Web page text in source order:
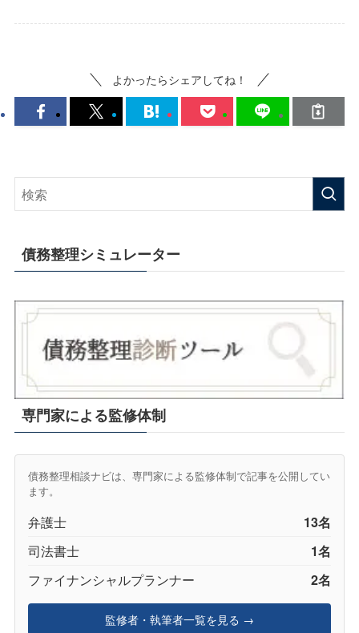
よかったらシェアしてね！
債務整理シミュレーター
専門家による監修体制
債務整理相談ナビは、専門家による監修体制で記事を公開してい
ます。
弁護士 13名
司法書士 1名
ファイナンシャルプランナー 2名
監修者・執筆者一覧を見る →